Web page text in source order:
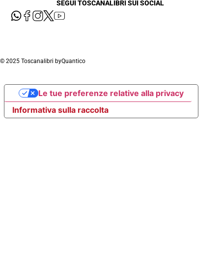
SEGUI TOSCANALIBRI SUI SOCIAL
© 2025 Toscanalibri byQuantico
Informativa sulla raccolta
Le tue preferenze relative alla privacy